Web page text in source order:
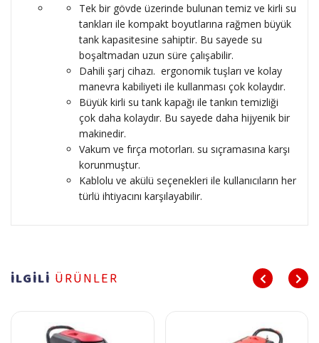
Tek bir gövde üzerinde bulunan temiz ve kirli su
tankları ile kompakt boyutlarına rağmen büyük
tank kapasitesine sahiptir. Bu sayede su
boşaltmadan uzun süre çalışabilir.
Dahili şarj cihazı. ergonomik tuşları ve kolay
manevra kabiliyeti ile kullanması çok kolaydır.
Büyük kirli su tank kapağı ile tankın temizliği
çok daha kolaydır. Bu sayede daha hijyenik bir
makinedir.
Vakum ve fırça motorları. su sıçramasına karşı
korunmuştur.
Kablolu ve akülü seçenekleri ile kullanıcıların her
türlü ihtiyacını karşılayabilir.
İLGİLİ ÜRÜNLER